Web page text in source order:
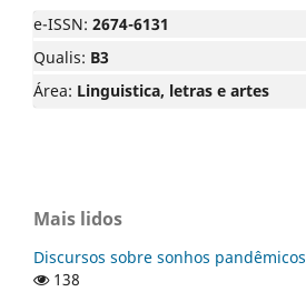
e-ISSN: 2674-6131
Qualis: B3
Área: Linguistica, letras e artes
Mais lidos
Discursos sobre sonhos pandêmicos
138